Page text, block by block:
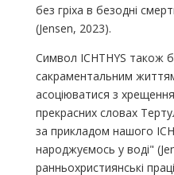
без гріха в безодні
(Jensen, 2023).
Символ ICHTHYS також
сакраментальним
асоціюватися з
прекрасних словах
за прикладом нашого
народжуємось у воді"
ранньохристиянські